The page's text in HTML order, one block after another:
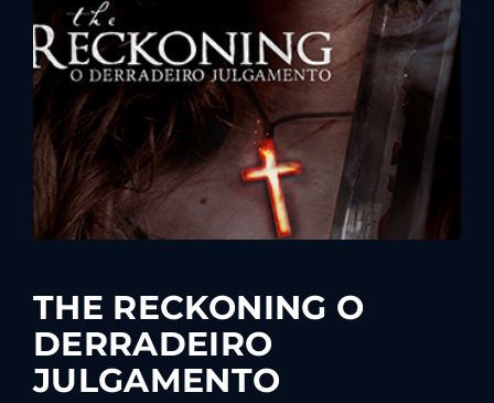
THE RECKONING O
DERRADEIRO
JULGAMENTO